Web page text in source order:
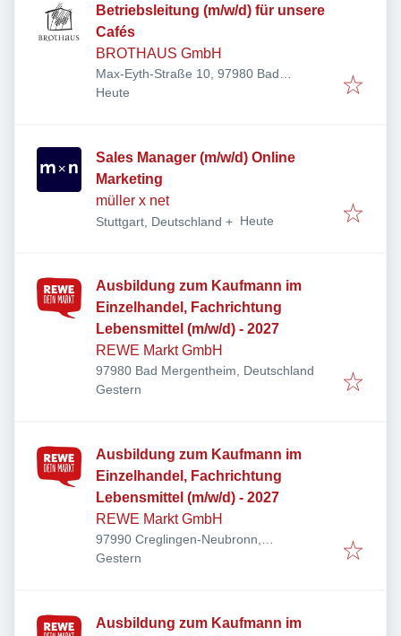
Betriebsleitung (m/w/d) für unsere
Cafés
BROTHAUS GmbH
Max-Eyth-Straße 10, 97980 Bad
Mergentheim, Deutschland
Veröffentlicht
Heute
Sales Manager (m/w/d) Online
Marketing
müller x net
Stuttgart, Deutschland + Veröffentlicht
Heute
Ausbildung zum Kaufmann im
Einzelhandel, Fachrichtung
Lebensmittel (m/w/d) - 2027
REWE Markt GmbH
97980 Bad Mergentheim, Deutschland
Veröffentlicht
Gestern
Ausbildung zum Kaufmann im
Einzelhandel, Fachrichtung
Lebensmittel (m/w/d) - 2027
REWE Markt GmbH
97990 Creglingen-Neubronn,
Deutschland
Veröffentlicht
Gestern
Ausbildung zum Kaufmann im